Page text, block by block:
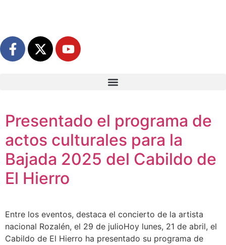
Presentado el programa de
actos culturales para la
Bajada 2025 del Cabildo de
El Hierro
Entre los eventos, destaca el concierto de la artista
nacional Rozalén, el 29 de julioHoy lunes, 21 de abril, el
Cabildo de El Hierro ha presentado su programa de